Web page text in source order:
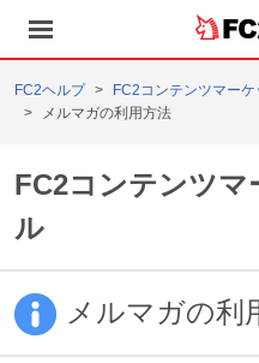
FC2ヘルプ FC2コンテンツマーケ
メルマガの利用方法
FC2コンテンツ
ル
メルマガの利